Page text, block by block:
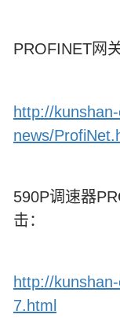
PROFINET网
http://
news/
590P调速器
击：
http://
7.html